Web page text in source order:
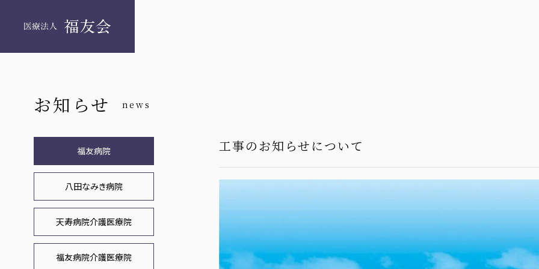
お知らせ news
福友病院
八田なみき病院
天寿病院介護医療院
福友病院介護医療院
工事のお知らせについて